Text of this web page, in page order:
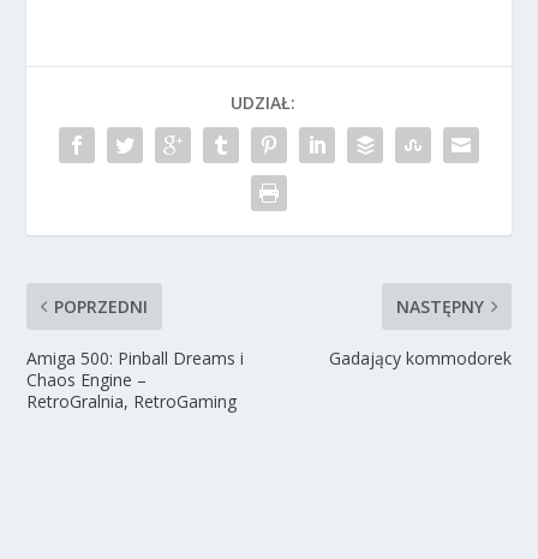
UDZIAŁ:
POPRZEDNI
Amiga 500: Pinball Dreams i
Chaos Engine –
RetroGralnia, RetroGaming
NASTĘPNY
Gadający kommodorek